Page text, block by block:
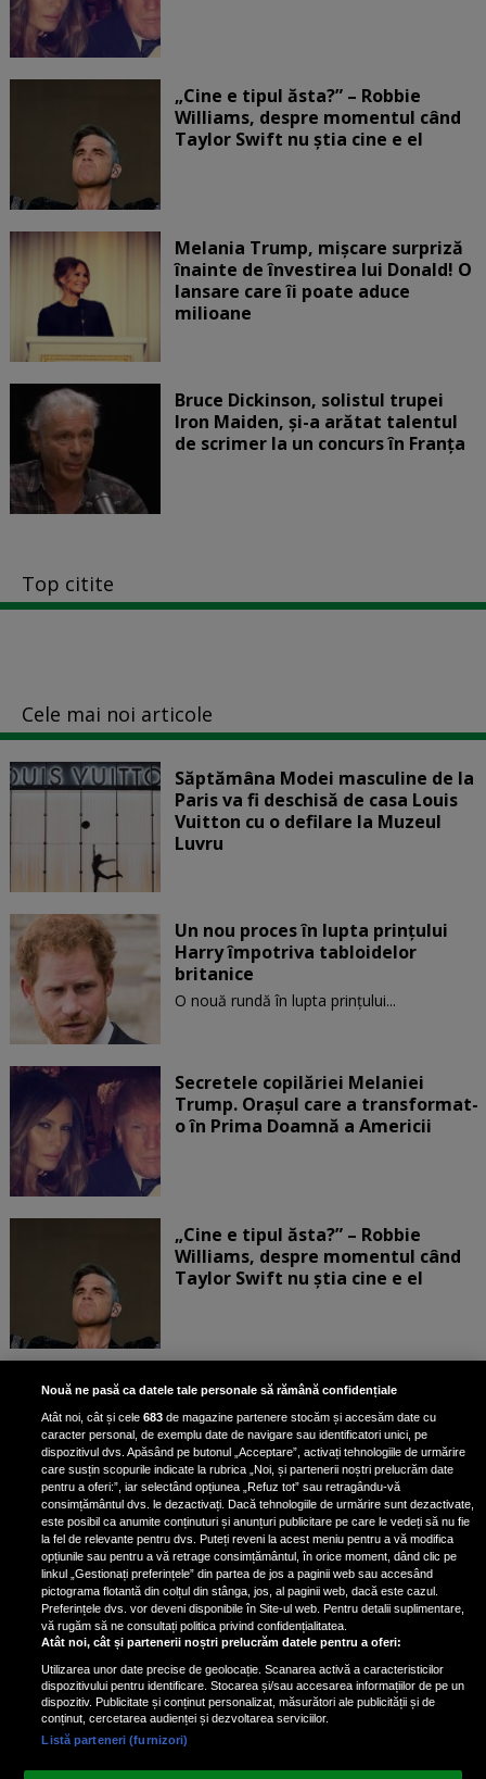
„Cine e tipul ăsta?” – Robbie
Williams, despre momentul când
Taylor Swift nu știa cine e el
Melania Trump, mișcare surpriză
înainte de învestirea lui Donald! O
lansare care îi poate aduce
milioane
Bruce Dickinson, solistul trupei
Iron Maiden, şi-a arătat talentul
de scrimer la un concurs în Franţa
Top citite
Cele mai noi articole
Săptămâna Modei masculine de la
Paris va fi deschisă de casa Louis
Vuitton cu o defilare la Muzeul
Luvru
Un nou proces în lupta prinţului
Harry împotriva tabloidelor
britanice
O nouă rundă în lupta prinţului...
Secretele copilăriei Melaniei
Trump. Orașul care a transformat-
o în Prima Doamnă a Americii
„Cine e tipul ăsta?” – Robbie
Williams, despre momentul când
Taylor Swift nu știa cine e el
Bruce Dickinson, solistul trupei
Iron Maiden, şi-a arătat talentul
de scrimer la un concurs în Franţa
Nicki Minaj, acuzată de agresiune
de fostul manager: Detalii șocante
din proces
Nicki Minaj le-a lăudat pe...
Nouă ne pasă ca datele tale personale să rămână confidențiale
Atât noi, cât și cele683 de magazine partenere stocăm și accesăm date cu
caracter personal, de exemplu date de navigare sau identificatori unici, pe
dispozitivul dvs. Apăsând pe butonul „Acceptare”, activați tehnologiile de urmărire
care susțin scopurile indicate la rubrica „Noi, și partenerii noștri prelucrăm date
pentru a oferi:”, iar selectând opțiunea „Refuz tot” sau retragându-vă
consimțământul dvs. le dezactivați. Dacă tehnologiile de urmărire sunt dezactivate,
este posibil ca anumite conținuturi și anunțuri publicitare pe care le vedeți să nu fie
la fel de relevante pentru dvs. Puteți reveni la acest meniu pentru a vă modifica
opțiunile sau pentru a vă retrage consimțământul, în orice moment, dând clic pe
linkul „Gestionați preferințele” din partea de jos a paginii web sau accesând
pictograma flotantă din colțul din stânga, jos, al paginii web, dacă este cazul.
Preferințele dvs. vor deveni disponibile în Site-ul web. Pentru detalii suplimentare,
vă rugăm să ne consultați politica privind confidențialitatea.
Atât noi, cât și partenerii noștri prelucrăm datele pentru a oferi:
Utilizarea unor date precise de geolocație. Scanarea activă a caracteristicilor
dispozitivului pentru identificare. Stocarea și/sau accesarea informațiilor de pe un
dispozitiv. Publicitate și conținut personalizat, măsurători ale publicității și de
conținut, cercetarea audienței și dezvoltarea serviciilor.
Listă parteneri (furnizori)